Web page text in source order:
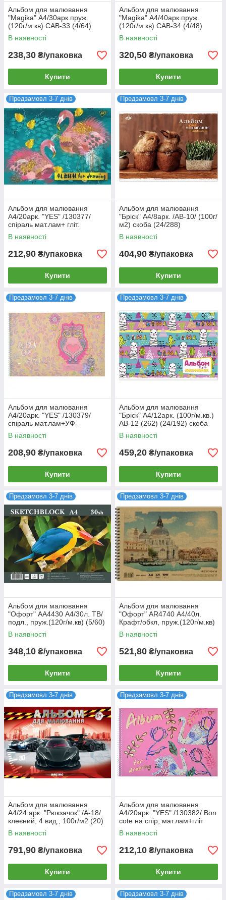
Альбом для малювання
"Magika" А4/30арк.пруж.
(120г/м.кв) САВ-33 (4/64)
В наявності
238,30 ₴/упаковка
Купити
Альбом для малювання
"Magika" А4/40арк.пруж.
(120г/м.кв) САВ-34 (4/48)
В наявності
320,50 ₴/упаковка
Купити
Предзамовл 3-7 днів
Альбом для малювання
А4/20арк. "YES" /130377/
спіраль мат.лам+ гліт.
Зол+фол зол, Opium, 100гр/
м2, (3/108)
В наявності
212,90 ₴/упаковка
Купити
Предзамовл 3-7 днів
Альбом для малювання
"Бріск" А4/8арк. /АВ-10/ (100г/
м2) скоба (24/288)
В наявності
404,90 ₴/упаковка
Купити
Предзамовл 3-7 днів
Альбом для малювання
А4/20арк. "YES" /130379/
спіраль мат.лам+УФ-
виб+фольга сріб, Turnowsky
art, 100гр/м2,(3/108)
В наявності
208,90 ₴/упаковка
Купити
Предзамовл 3-7 днів
Альбом для малювання
"Бріск" А4/12арк. (100г/м.кв.)
AB-12 (262) (24/192) скоба
В наявності
459,20 ₴/упаковка
Купити
Предзамовл 3-7 днів
Альбом для малювання
"Офорт" AА4430 А4/30л. ТВ/
подл., пруж.(120г/м.кв) (5/60)
В наявності
348,10 ₴/упаковка
Купити
Предзамовл 3-7 днів
Альбом для малювання
"Офорт" AR4740 А4/40л.
Крафт/обкл, пруж.(120г/м.кв)
(5/60)
В наявності
521,80 ₴/упаковка
Купити
Предзамовл 3-7 днів
Альбом для малювання
А4/24 арк. "Рюкзачок" /А-18/
клеєний, 4 вид., 100г/м2 (20)
В наявності
791,90 ₴/упаковка
Купити
Предзамовл 3-7 днів
Альбом для малювання
А4/20арк. "YES" /130382/ Bon
cote на спір, мат.лам+гліт
золото+фол.зол (3/108)
В наявності
212,10 ₴/упаковка
Купити
Предзамовл 3-7 днів Предзамовл 3-7 днів